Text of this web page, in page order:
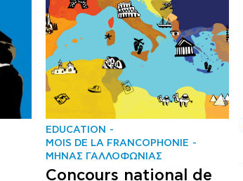
EDUCATION
MOIS DE LA FRANCOPHONIE
ΜΗΝΑΣ ΓΑΛΛΟΦΩΝΙΑΣ
Concours national de